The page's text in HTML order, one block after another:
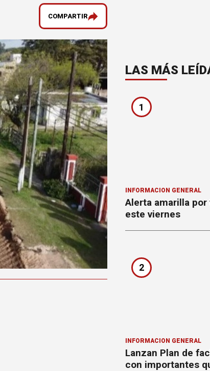
COMPARTIR
LAS MÁS
1
INFORMACION GENERAL
Alerta amarilla
este viernes
2
INFORMACION GENERAL
Lanzan Plan de
con importantes